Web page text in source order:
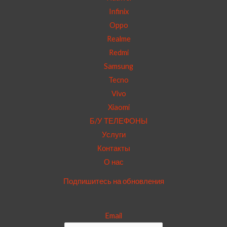
Infinix
Oppo
Realme
Redmi
Samsung
Tecno
Vivo
Xiaomi
Б/У ТЕЛЕФОНЫ
Услуги
Контакты
О нас
Подпишитесь на обновления
Email